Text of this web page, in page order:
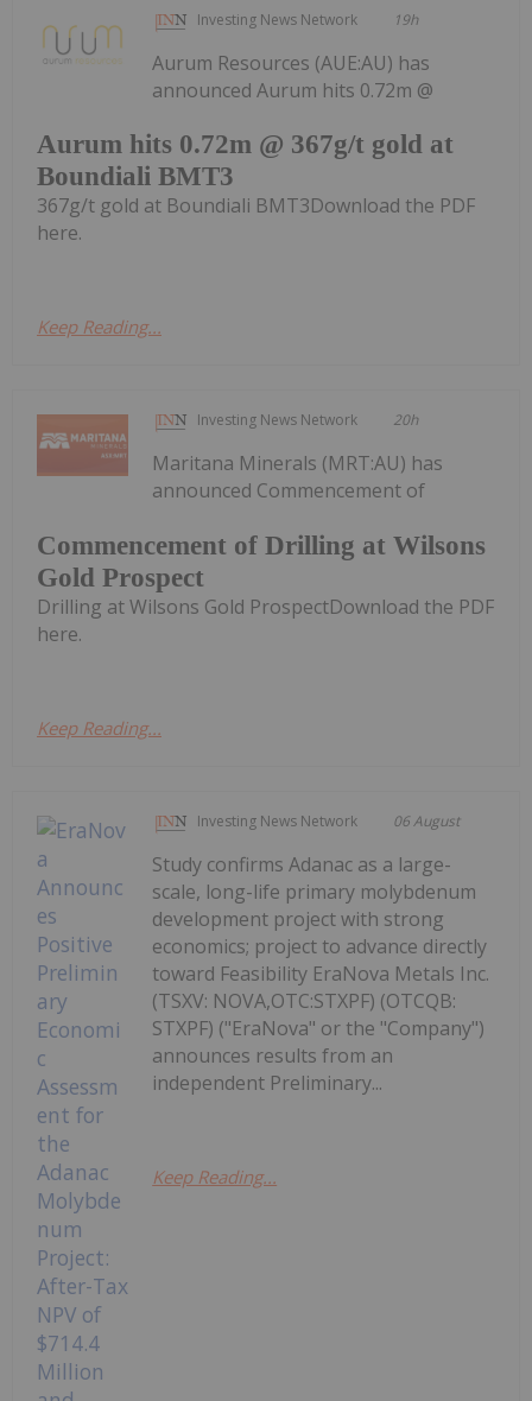
Investing News Network 19h
Aurum hits 0.72m @ 367g/t gold at
Boundiali BMT3
Aurum Resources (AUE:AU) has
announced Aurum hits 0.72m @
367g/t gold at Boundiali BMT3Download the PDF
here.
Keep Reading...
Investing News Network 20h
Commencement of Drilling at Wilsons
Gold Prospect
Maritana Minerals (MRT:AU) has
announced Commencement of
Drilling at Wilsons Gold ProspectDownload the PDF
here.
Keep Reading...
Investing News Network 06 August
Study confirms Adanac as a large-
scale, long-life primary molybdenum
development project with strong
economics; project to advance directly
toward Feasibility EraNova Metals Inc.
(TSXV: NOVA,OTC:STXPF) (OTCQB:
STXPF) ("EraNova" or the "Company")
announces results from an
independent Preliminary...
Keep Reading...